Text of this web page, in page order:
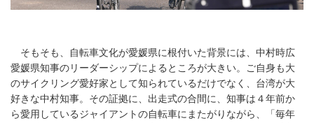
そもそも、自転車文化が愛媛県に根付いた背景には、中村時広
愛媛県知事のリーダーシップによるところが大きい。ご自身も大
のサイクリング愛好家として知られているだけでなく、台湾が大
好きな中村知事。その証拠に、出走式の合間に、知事は４年前か
ら愛用しているジャイアントの自転車にまたがりながら、「毎年